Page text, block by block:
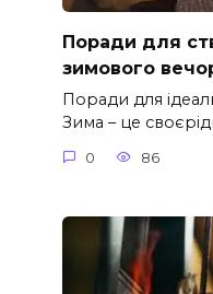
Поради для
зимового
Поради для
Зима – це
0 86